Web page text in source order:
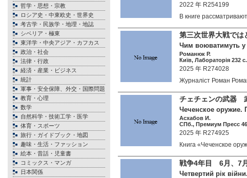
哲学・思想・宗教
ロシア史・中東欧史・世界史
考古学・民族学・地理・地誌
シベリア・極東
東洋学・中央アジア・カフカス
政治・社会
法律・行政
経済・産業・ビジネス
統計
軍事・安全保障、外交・国際問題
教育・心理
数学
自然科学・技術工学・医学
体育・スポーツ
旅行・ガイドブック・地図
趣味・生活・ファッション
絵本・昔話・児童書
コミックス・マンガ
日本関係
2022 年 R254199
В книге
第三次世界大戦で
Чим воюватимуть у
Романюк Р.
Київ, Лабораторія 232
2025 年 R274028
Журналіст Роман
チェチェンの武器
Чеченское оружие.
Асхабов И.
СПб., Премиум Пресс
2025 年 R274925
Книга «Чеченское
戦争4年目 6月、7
Четвертий рік